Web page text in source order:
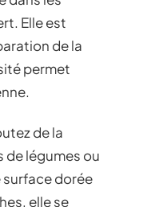
Elle est
de la
permet
de la
de légumes ou
surface dorée
elle se